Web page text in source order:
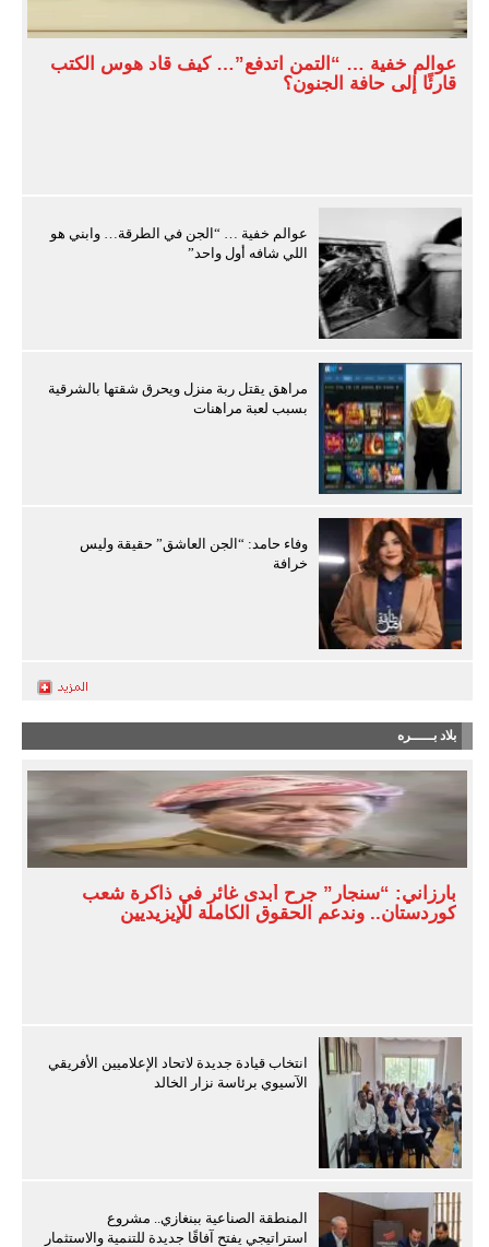
عوالم خفية … “التمن اتدفع”… كيف قاد هوس الكتب
قارئًا إلى حافة الجنون؟
عوالم خفية … “الجن في الطرقة… وابني هو
اللي شافه أول واحد”
مراهق يقتل ربة منزل ويحرق شقتها بالشرقية
بسبب لعبة مراهنات
وفاء حامد: “الجن العاشق” حقيقة وليس
خرافة
بلاد بـــــره
بارزاني: “سنجار” جرح أبدى غائر في ذاكرة شعب
كوردستان.. وندعم الحقوق الكاملة للإيزيديين
انتخاب قيادة جديدة لاتحاد الإعلاميين الأفريقي
الآسيوي برئاسة نزار الخالد
المنطقة الصناعية ببنغازي.. مشروع
استراتيجي يفتح آفاقًا جديدة للتنمية والاستثمار